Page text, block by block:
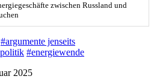
zwischen Russland und
#argumente jenseits
#energiewende
2025